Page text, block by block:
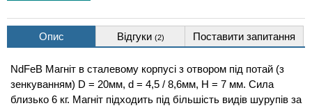
Опис Відгуки (2) Поставити запитання
NdFeB Магніт в сталевому корпусі з отвором під потай (з
зенкуванням) D = 20мм, d = 4,5 / 8,6мм, Н = 7 мм. Сила
близько 6 кг. Магніт підходить під більшість видів шурупів за